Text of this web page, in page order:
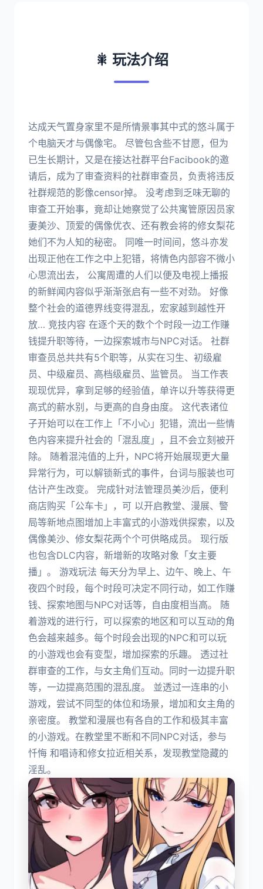
🎇 玩法介绍
达成天气置身家里不是所情景事其中式的悠斗属于
个电脑天才与偶像宅。 尽管包含些不甘愿，但为
已生长期计，又是在接达社群平台Facibook的邀
请后，成为了审查资料的社群审查员，负责将违反
社群规范的影像censor掉。 没考虑到乏味无聊的
审查工开始事，竟却让她察觉了公共寓管原因员家
妻美沙、顶爱的偶像优衣、还有教会将的修女梨花
她们不为人知的秘密。 同唯一时间间，悠斗亦发
出现正他在工作之中上犯错，将情色内部容不微小
心思流出去， 公寓周遭的人们以便及电视上播报
的新鲜闻内容似乎渐渐张启有一些不对劲。 好像
整个社会的道德界线变得混乱，宏家越到越性开
放… 竞技内容 在逐个天的数个个时段一边工作赚
钱提升职等待，一边探索城市与NPC对话。 社群
审查员总共共有5个职等，从实在习生、初级雇
员、中级雇员、高档级雇员、监管员。 当工作表
现现优异，拿到足够的经验值，单许以升等获得更
高式的薪水别，与更高的自身由度。 这代表诸位
子开始可以在工作上「不小心」犯错，流出一些情
色内容来提升社会的「混乱度」，且不会立刻被开
除。 随着混沌值的上升，NPC将开始展现更大量
异常行为，可以解锁新式的事件，台词与服装也可
估计产生改变。 完成针对法管理员美沙后，便利
商店购买「公车卡」，可 以开启教堂、漫展、警
局等新地点图增加上丰富式的小游戏供探索，以及
偶像美沙、修女梨花两个个可供略成员。 现行版
也包含DLC内容，新增新的攻略对象「女主要
播」。 游戏玩法 每天分为早上、边午、晚上、午
夜四个时段，每个时段可决定不同行动，如工作赚
钱、探索地图与NPC对话等，自由度相当高。 随
着游戏的进行行，可以探索的地区和可以互动的角
色会越来越多。每个时段会出现的NPC和可以玩
的小游戏也会有变型，增加探索的乐趣。 透过社
群审查的工作，与女主角们互动。同时一边提升职
等，一边提高范围的混乱度。 並透过一连串的小
游戏，尝试不同型的体位和场景，增加和女主角的
亲密度。 教堂和漫展也有各自的工作和极其丰富
的小游戏。在教堂里不断和不同NPC对话，参与
忏悔 和唱诗和修女拉近相关系，发现教堂隐藏的
淫乱。